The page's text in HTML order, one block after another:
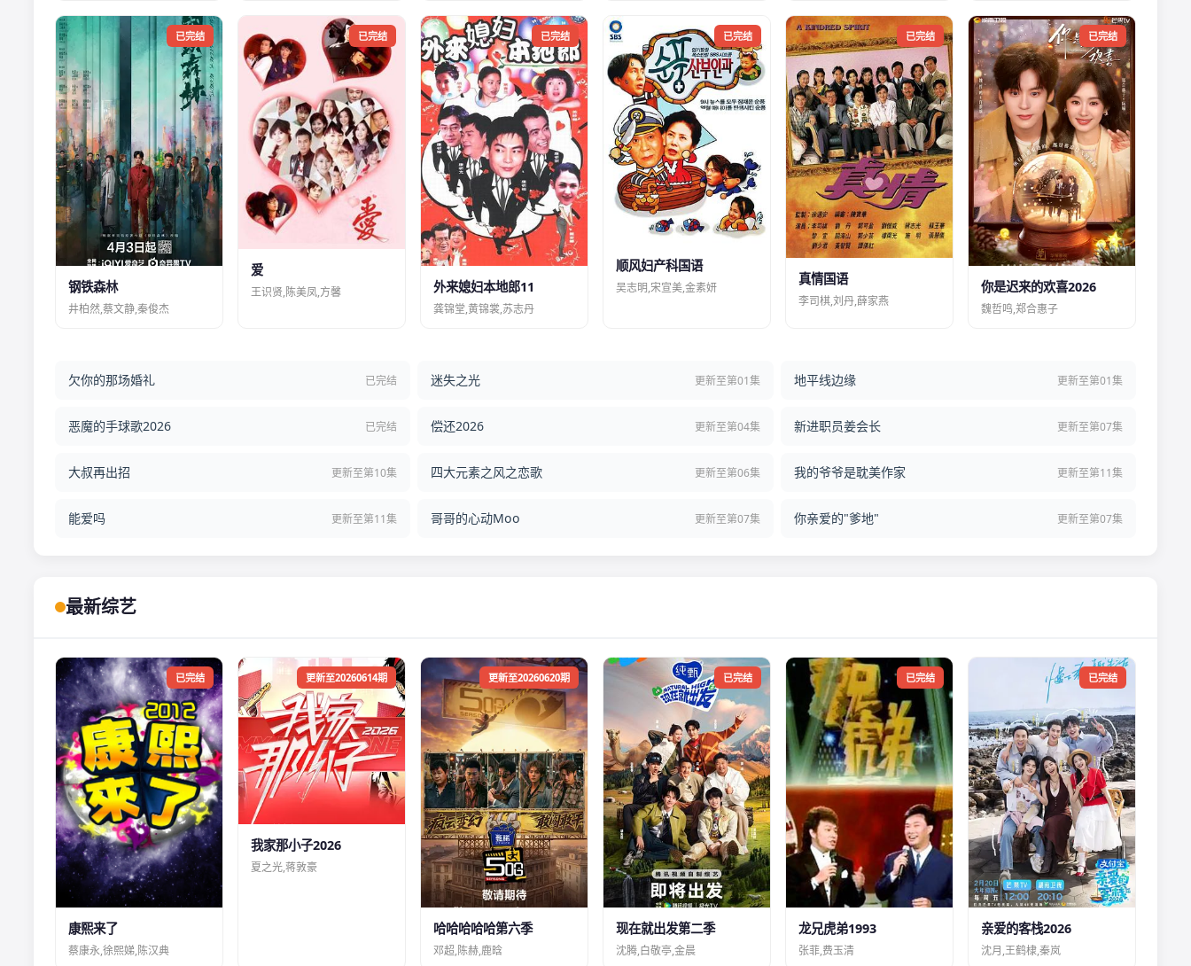
已完结
钢铁森林
井柏然,蔡文静,秦俊杰
已完结
爱
王识贤,陈美凤,方馨
已完结
外来媳妇本地郎11
龚锦堂,黄锦裳,苏志丹
已完结
顺风妇产科国语
吴志明,宋宣美,金素妍
已完结
真情国语
李司棋,刘丹,薛家燕
已完结
你是迟来的欢喜2026
魏哲鸣,郑合惠子
欠你的那场婚礼 已完结 迷失之光 更新至第01集 地平线边缘 更新至第01集
恶魔的手球歌2026 已完结 偿还2026 更新至第04集 新进职员姜会长 更新至第07集
大叔再出招 更新至第10集 四大元素之风之恋歌 更新至第06集 我的爷爷是耽美作家 更新至第11集
能爱吗 更新至第11集 哥哥的心动Moo 更新至第07集 你亲爱的"爹地" 更新至第07集
最新综艺
已完结
康熙来了
蔡康永,徐熙娣,陈汉典
更新至20260614期
我家那小子2026
夏之光,蒋敦豪
更新至20260620期
哈哈哈哈哈第六季
邓超,陈赫,鹿晗
已完结
现在就出发第二季
沈腾,白敬亭,金晨
已完结
龙兄虎弟1993
张菲,费玉清
已完结
亲爱的客栈2026
沈月,王鹤棣,秦岚